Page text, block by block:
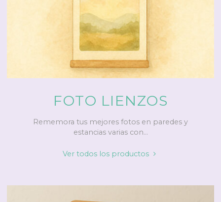
FOTO LIENZOS
Rememora tus mejores fotos en paredes y
estancias varias con...
Ver todos los productos "Foto